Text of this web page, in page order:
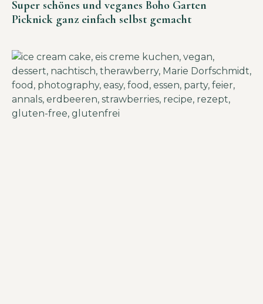
Super schönes und veganes Boho Garten
Picknick ganz einfach selbst gemacht